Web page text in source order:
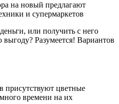
на новый предлагают
и супермаркетов
или получить с него
Разумеется! Вариантов
присутствуют цветные
времени на их